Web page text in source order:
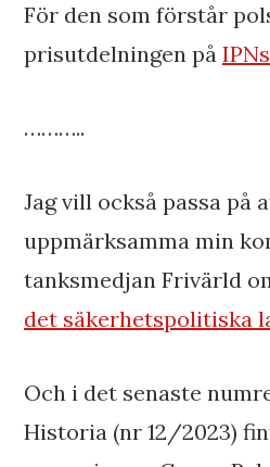
För den som förstår
prisutdelningen på
………..
Jag vill också passa på
uppmärksamma min
tanksmedjan Frivärld
det säkerhetspolitiska
Och i det senaste
Historia (nr 12/2023)